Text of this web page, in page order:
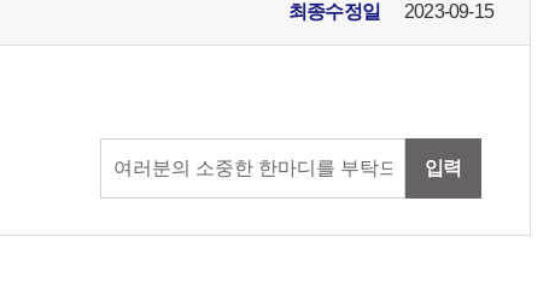
최종수정일 2023-09-15
입력